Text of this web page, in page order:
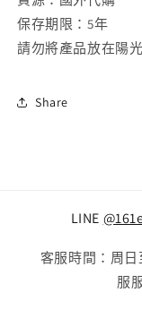
保存期限：5年
請勿將產品放在陽
Share
LINE
客服時間：周日
服